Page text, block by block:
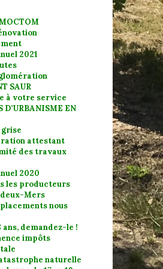
2021
SAUR
à votre service
D’URBANISME EN
attestant
des travaux
2020
les producteurs
Mers
nous
ans, demandez-le !
impôts
naturelle